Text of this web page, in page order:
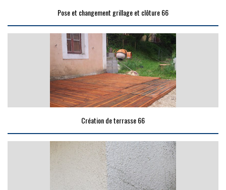
Pose et changement grillage et clôture 66
Création de terrasse 66